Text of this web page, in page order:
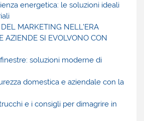
energetica: le soluzioni ideali
MARKETING NELL’ERA
AZIENDE SI EVOLVONO CON
soluzioni moderne di
domestica e aziendale con la
e i consigli per dimagrire in